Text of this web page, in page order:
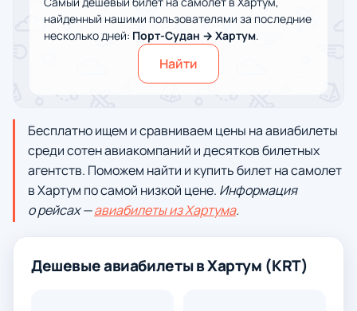
найденный нашими пользователями за последние
несколько дней: Порт-Судан → Хартум.
Найти
Бесплатно ищем и сравниваем цены на авиабилеты
среди сотен авиакомпаний и десятков билетных
агентств. Поможем найти и купить билет на самолет
в Хартум по самой низкой цене. Информация
о рейсах —авиабилеты из Хартума.
Дешевые авиабилеты в Хартум (KRT)